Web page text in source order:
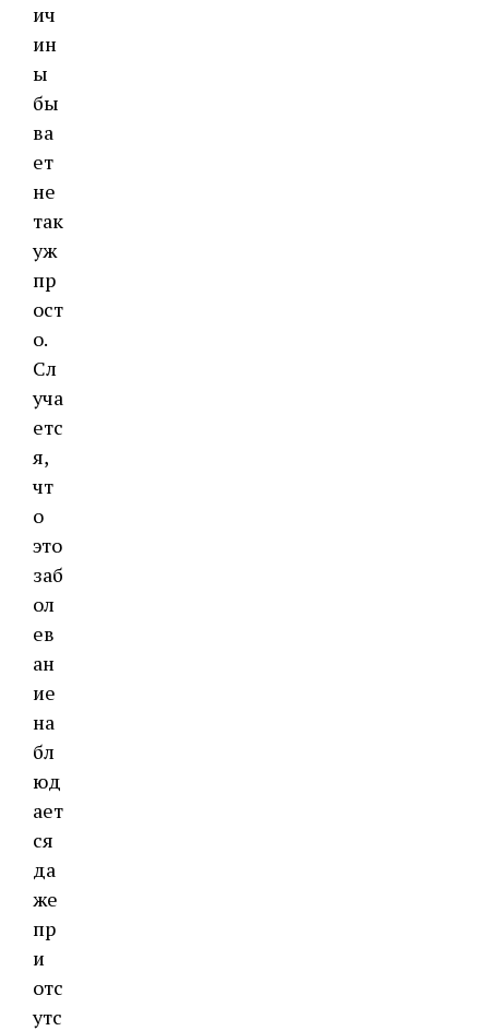
ич
ин
ы
бы
ва
ет
не
так
уж
пр
ост
о.
Сл
уча
етс
я,
чт
о
это
заб
ол
ев
ан
ие
на
бл
юд
ает
ся
да
же
пр
и
отс
утс